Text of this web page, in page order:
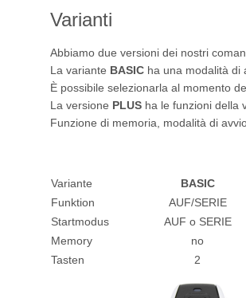
Varianti
Abbiamo due versioni dei nostri
La variante BASIC ha una modalità di
È possibile selezionarla al momento
La versione PLUS ha le funzioni della
Funzione di memoria, modalità di
Variante BASIC
Funktion
AUF/SERIE
Startmodus
AUF o SERIE
Memory
no
Tasten
2